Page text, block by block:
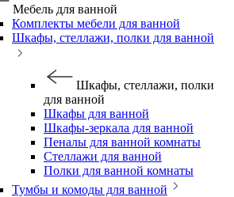
Мебель для ванной
Комплекты мебели для ванной
Шкафы, стеллажи, полки для ванной
Шкафы, стеллажи, полки
для ванной
Шкафы для ванной
Шкафы-зеркала для ванной
Пеналы для ванной комнаты
Стеллажи для ванной
Полки для ванной комнаты
Тумбы и комоды для ванной